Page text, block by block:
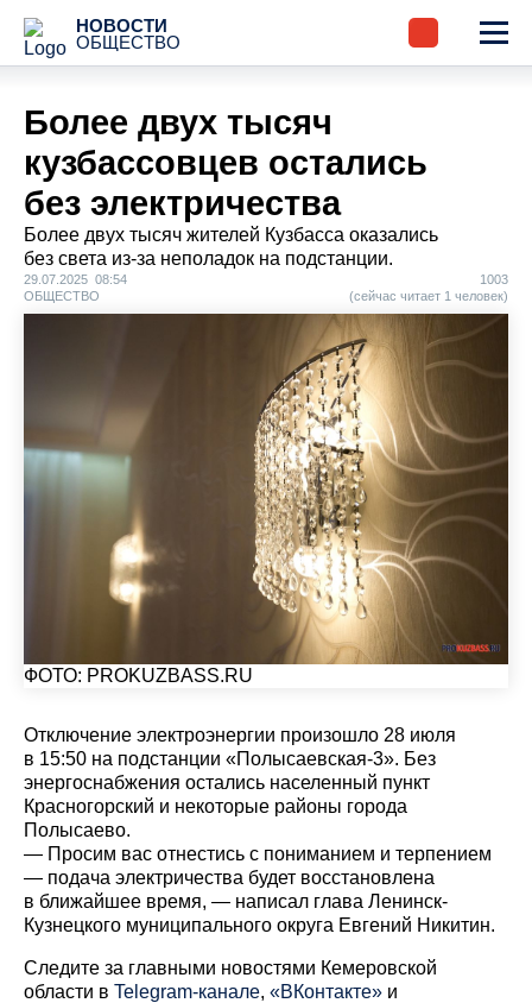
НОВОСТИ
ОБЩЕСТВО
Более двух тысяч
кузбассовцев остались
без электричества
Более двух тысяч жителей Кузбасса оказались
без света из-за неполадок на подстанции.
29.07.2025 08:54
ОБЩЕСТВО
1003
(сейчас читает 1 человек)
ФОТО: PROKUZBASS.RU
Отключение электроэнергии произошло 28 июля
в 15:50 на подстанции «Полысаевская-3». Без
энергоснабжения остались населенный пункт
Красногорский и некоторые районы города
Полысаево.
— Просим вас отнестись с пониманием и терпением
— подача электричества будет восстановлена
в ближайшее время, — написал глава Ленинск-
Кузнецкого муниципального округа Евгений Никитин.
Cледите за главными новостями Кемеровской
области в Telegram-канале, «ВКонтакте» и